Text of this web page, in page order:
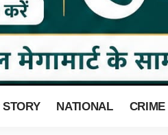
NATIONAL CRIME